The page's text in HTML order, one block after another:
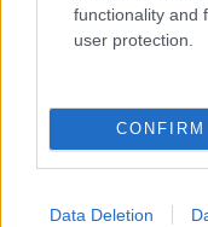
functionality and
user protection.
CONFIRM
Data Deletion